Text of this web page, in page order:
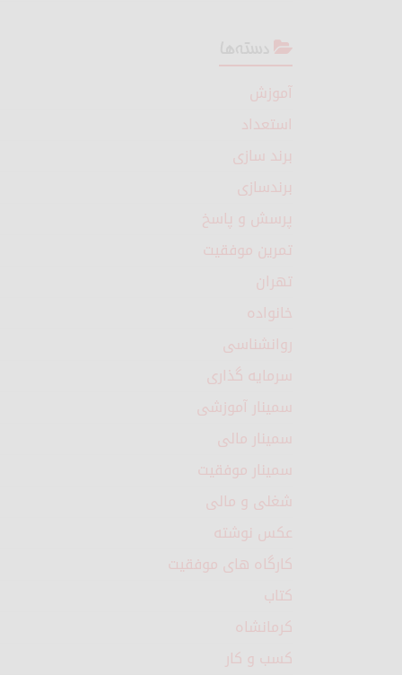
آموزش
استعداد
برند سازی
برندسازی
پرسش و پاسخ
تمرین موفقیت
تهران
خانواده
روانشناسی
سرمایه گذاری
سمینار آموزشی
سمینار مالی
سمینار موفقیت
شغلی و مالی
عکس نوشته
کارگاه های موفقیت
کتاب
کرمانشاه
کسب و کار